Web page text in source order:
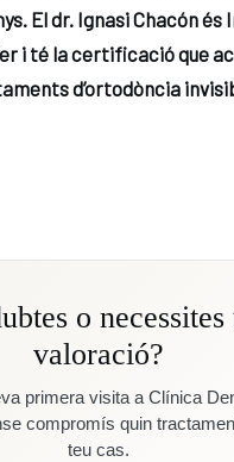
El dr. Ignasi Chacón és
i té la certificació que
d’ortodòncia
o necessites
valoració?
primera visita a Clínica
compromís quin
teu cas.